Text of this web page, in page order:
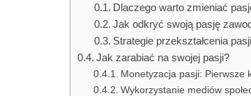
Dlaczego warto zmieniać
Jak odkryć swoją pasję
Strategie przekształcenia
Jak zarabiać na swojej pasji?
Monetyzacja pasji: Pierwsze
Wykorzystanie mediów